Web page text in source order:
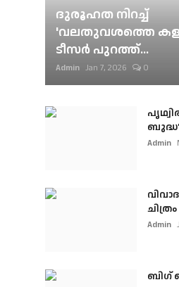
ദുരൂഹത നിറച്ച്
'വലതുവശത്തെ
ടീസര്‍ പുറത്ത്...
Admin Jan 7, 2026 0
Admin
Admin
ബി​ഗ്